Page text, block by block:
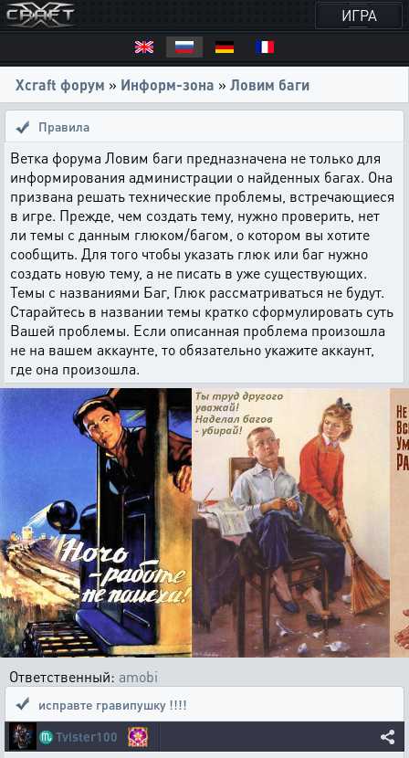
ИГРА
Xcraft форум » Информ-зона » Ловим баги
Правила
Ветка форума Ловим баги предназначена не только для
информирования администрации о найденных багах. Она
призвана решать технические проблемы, встречающиеся
в игре. Прежде, чем создать тему, нужно проверить, нет
ли темы с данным глюком/багом, о котором вы хотите
сообщить. Для того чтобы указать глюк или баг нужно
создать новую тему, а не писать в уже существующих.
Темы с названиями Баг, Глюк рассматриваться не будут.
Старайтесь в названии темы кратко сформулировать суть
Вашей проблемы. Если описанная проблема произошла
не на вашем аккаунте, то обязательно укажите аккаунт,
где она произошла.
Ответственный: amobi
исправте гравипушку !!!!
♏Tvister100